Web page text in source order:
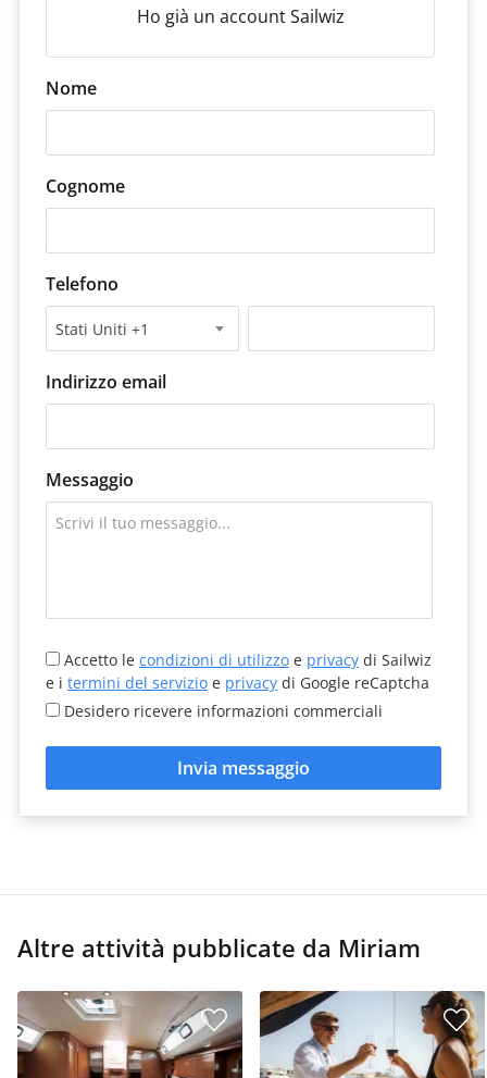
Ho già un account Sailwiz
Nome
Cognome
Telefono
Stati Uniti +1
Indirizzo email
Messaggio
Accetto le condizioni di utilizzo e privacy di Sailwiz
e i termini del servizio e privacy di Google reCaptcha
Desidero ricevere informazioni commerciali
Invia messaggio
Altre attività pubblicate da Miriam